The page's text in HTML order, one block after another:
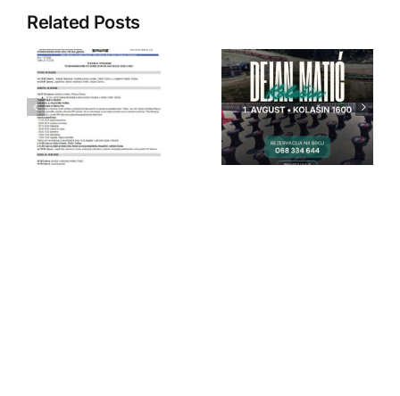
Related Posts
IPA Crna
IPA Crna
Gora